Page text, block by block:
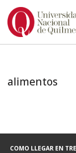
Ir
alimentos
COMO LLEGAR EN